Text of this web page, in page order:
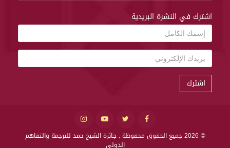
اشترك في النشرة البريدية
اشترك
© 2026 جميع الحقوق محفوظة .
جائزة الشيخ حمد للترجمة والتفاهم
الدولي